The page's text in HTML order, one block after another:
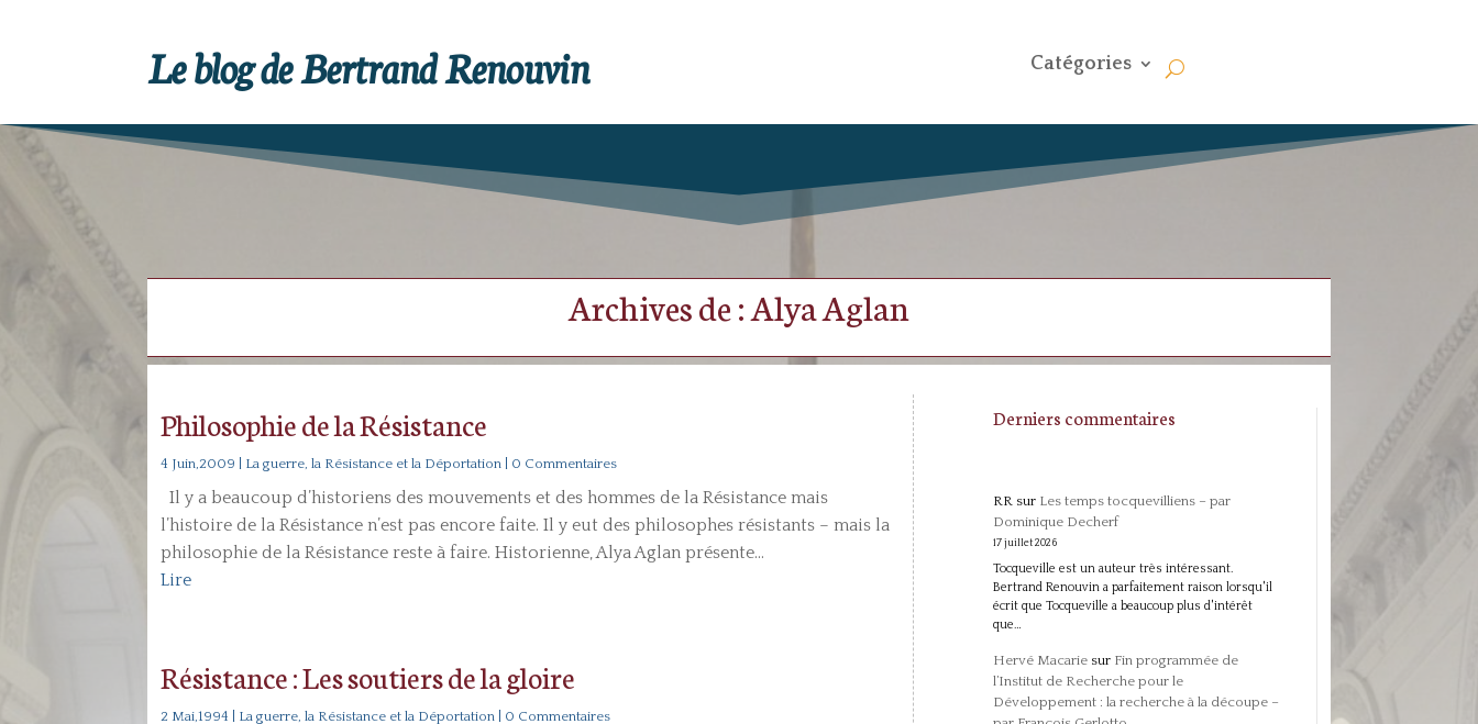
Le blog de Bertrand Renouvin Catégories
Archives de : Alya Aglan
Philosophie de la Résistance
4 Juin,2009 La guerre, la Résistance et la Déportation | 0 Commentaires
Il y a beaucoup d’historiens des mouvements et des hommes de la Résistance mais
l’histoire de la Résistance n’est pas encore faite. Il y eut des philosophes résistants – mais la
philosophie de la Résistance reste à faire. Historienne, Alya Aglan présente...
Lire
Résistance : Les soutiers de la gloire
2 Mai,1994 La guerre, la Résistance et la Déportation | 0 Commentaires
Derniers commentaires
RRsur Les temps tocquevilliens – par
Dominique Decherf
17 juillet 2026
Tocqueville est un auteur très intéressant.
Bertrand Renouvin a parfaitement raison lorsqu'il
écrit que Tocqueville a beaucoup plus d'intérêt
que…
Hervé Macariesur Fin programmée de
l’Institut de Recherche pour le
Développement : la recherche à la découpe –